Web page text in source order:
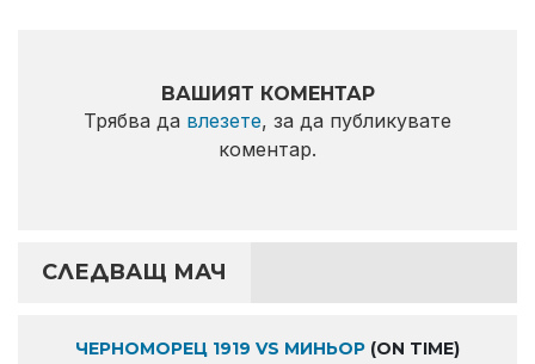
ВАШИЯТ КОМЕНТАР
Трябва да влезете, за да публикувате
коментар.
СЛЕДВАЩ МАЧ
ЧЕРНОМОРЕЦ 1919 VS МИНЬОР (ON TIME)